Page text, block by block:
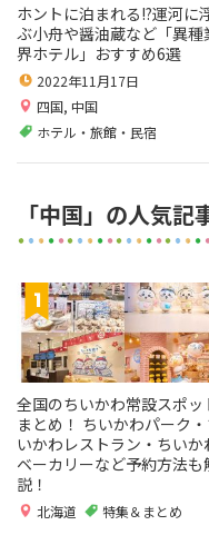
ホントに泊まれる!?運河に
ぶ小舟や醤油蔵など「異種
界ホテル」おすすめ6選
2022年11月17日
四国, 中国
ホテル・旅館・民宿
「中国」の人気記
全国のちいかわ常設スポッ
まとめ！ ちいかわパーク・
いかわレストラン・ちいか
ベーカリーなど予約方法も
説！
北海道 特集＆まとめ